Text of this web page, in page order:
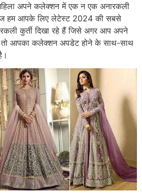
अपने कलेक्शन में एक न एक अनारकली
हम आपके लिए लेटेस्ट 2024 की सबसे
कुर्ती दिखा रहे हैं जिसे अगर आप अपने
तो आपका कलेक्शन अपडेट होने के साथ-साथ